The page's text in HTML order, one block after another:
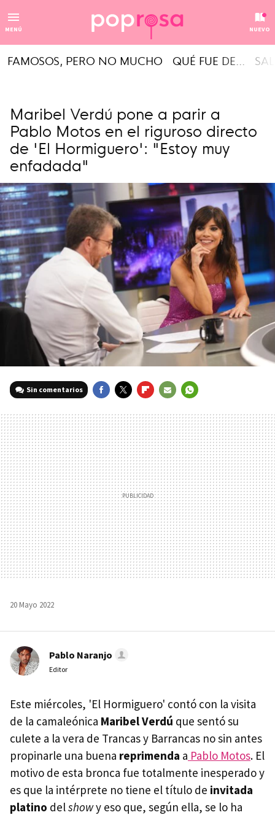
MENÚ NUEVO
FAMOSOS, PERO NO MUCHO QUÉ FUE DE...
Maribel Verdú pone a parir a
Pablo Motos en el riguroso directo
de 'El Hormiguero': "Estoy muy
enfadada"
Sin comentarios
MAIL
20 Mayo 2022
Pablo Naranjo
Editor
Este miércoles, 'El Hormiguero' contó con la visita
de la camaleónica Maribel Verdú que sentó su
culete a la vera de Trancas y Barrancas no sin antes
propinarle una buena reprimenda a Pablo Motos. El
motivo de esta bronca fue totalmente inesperado y
es que la intérprete no tiene el título de invitada
platino delshowy eso que, según ella, se lo ha